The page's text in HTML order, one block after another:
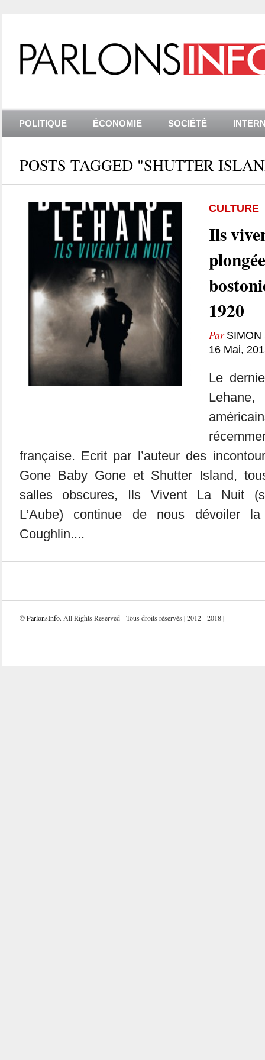
POLITIQUE ÉCONOMIE SOCIÉTÉ
POSTS TAGGED "SHUTTER
CULTURE
Ils
1920
Par SIMON
16 Mai,
Le
française. Ecrit par l’auteur des
Gone Baby Gone et Shutter Island,
salles obscures, Ils Vivent La Nuit
L’Aube) continue de nous dévoiler
Coughlin....
©ParlonsInfo. All Rights Reserved - Tous droits réservés | 2012 - 2018 |